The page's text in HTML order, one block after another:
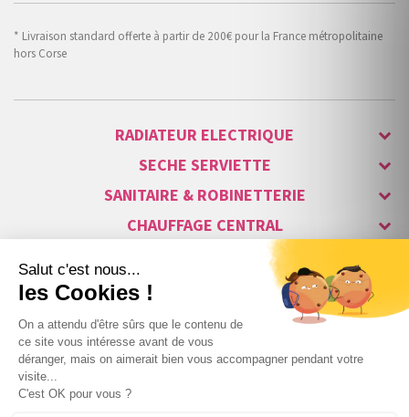
* Livraison standard offerte à partir de 200€ pour la France métropolitaine
hors Corse
RADIATEUR ELECTRIQUE
SECHE SERVIETTE
SANITAIRE & ROBINETTERIE
CHAUFFAGE CENTRAL
ALARME & SÉCURITÉ
MAISON CONNECTÉE
VISIOPHONE & INTERPHONE
LUMINAIRES & ECLAIRAGE